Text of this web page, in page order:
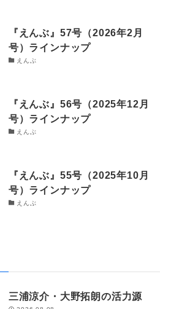
『えんぶ』57号（2026年2月
号）ラインナップ
えんぶ
『えんぶ』56号（2025年12月
号）ラインナップ
えんぶ
『えんぶ』55号（2025年10月
号）ラインナップ
えんぶ
三浦涼介・大野拓朗の活力源